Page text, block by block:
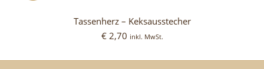
Tassenherz – Keksausstecher
€2,70 inkl. MwSt.